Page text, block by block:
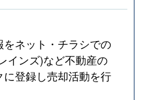
ネット・チラシでの
インズ)など不動産の
登録し売却活動を行